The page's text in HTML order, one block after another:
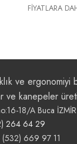
FİYATLARA
ve ergonomiyi
ve kanepeler
18/A Buca İZMİR
264 64 29
(532) 669 97 11